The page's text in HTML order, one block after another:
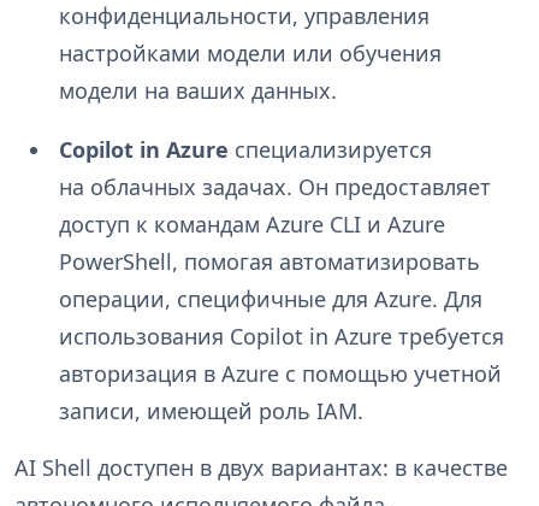
конфиденциальности, управления
настройками модели или обучения
модели на ваших данных.
Copilot in Azure специализируется
на облачных задачах. Он предоставляет
доступ к командам Azure CLI и Azure
PowerShell, помогая автоматизировать
операции, специфичные для Azure. Для
использования Copilot in Azure требуется
авторизация в Azure с помощью учетной
записи, имеющей роль IAM.
AI Shell доступен в двух вариантах: в качестве